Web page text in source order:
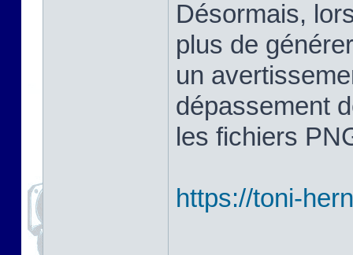
Désormais,
plus de
un
dépassement
les fichiers
https://toni-